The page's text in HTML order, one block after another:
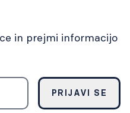
in prejmi informacijo
PRIJAVI SE